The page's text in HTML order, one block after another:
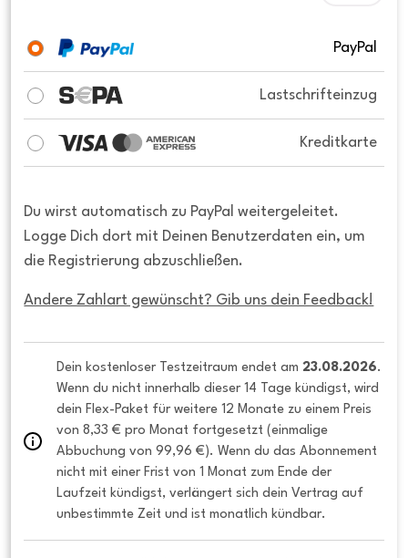
PayPal
Lastschrifteinzug
Kreditkarte
Du wirst automatisch zu PayPal weitergeleitet.
Logge Dich dort mit Deinen Benutzerdaten ein, um
die Registrierung abzuschließen.
Andere Zahlart gewünscht? Gib uns dein Feedback!
Dein kostenloser Testzeitraum endet am 23.08.2026.
Wenn du nicht innerhalb dieser 14 Tage kündigst, wird
dein Flex-Paket für weitere 12 Monate zu einem Preis
von 8,33 € pro Monat fortgesetzt (einmalige
Abbuchung von 99,96 €). Wenn du das Abonnement
nicht mit einer Frist von 1 Monat zum Ende der
Laufzeit kündigst, verlängert sich dein Vertrag auf
unbestimmte Zeit und ist monatlich kündbar.